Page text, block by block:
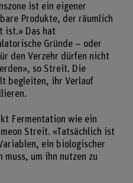
ist ein eigener
Produkte, der räumlich
ist.» Das hat
Gründe – oder
den Verzehr dürfen nicht
so Streit. Die
begleiten, ihr Verlauf
Fermentation wie ein
Streit. «Tatsächlich ist
ein biologischer
muss, um ihn nutzen zu